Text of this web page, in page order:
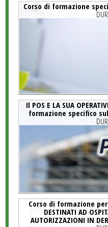
Corso di formazione
Il POS E LA SUA
formazione specifico
Corso di formazione per
DESTINATI AD
AUTORIZZAZIONI IN